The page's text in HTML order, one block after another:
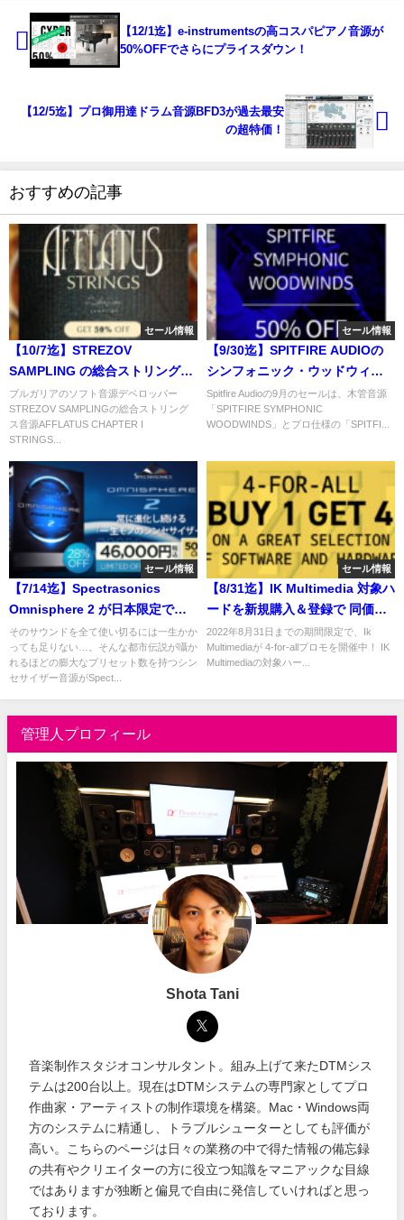
【12/1迄】e-instrumentsの高コスパピアノ音源が
50%OFFでさらにプライスダウン！
【12/5迄】プロ御用達ドラム音源BFD3が過去最安
の超特価！
おすすめの記事
セール情報
【10/7迄】STREZOV
SAMPLING の総合ストリングス
音源AFFLATUS CHAPTER I
STRINGSが半額！
ブルガリアのソフト音源デベロッパー
STREZOV SAMPLINGの総合ストリング
ス音源AFFLATUS CHAPTER I
STRINGS...
セール情報
【9/30迄】SPITFIRE AUDIOの
シンフォニック・ウッドウィン
ズ音源SPITFIRE SYMPHONIC
WOODWINDS PROFESSIONAL
が50%OFF！
Spitfire Audioの9月のセールは、木管音源
「SPITFIRE SYMPHONIC
WOODWINDS」とプロ仕様の「SPITFI...
セール情報
【7/14迄】Spectrasonics
Omnisphere 2 が日本限定で
28%OFF！さらに拡張音源50ド
ルOFFのクーポンがもらえる！
そのサウンドを全て使い切るには一生かか
っても足りない…。そんな都市伝説が囁か
れるほどの膨大なプリセット数を持つシン
セサイザー音源がSpect...
セール情報
【8/31迄】IK Multimedia 対象ハ
ードを新規購入＆登録で 同価格
以下のソフト3製品がもらえる！
4-for-allプロモ
2022年8月31日までの期間限定で、Ik
Multimediaが 4-for-allプロモを開催中！ IK
Multimediaの対象ハー...
管理人プロフィール
Shota Tani
音楽制作スタジオコンサルタント。組み上げて来たDTMシス
テムは200台以上。現在はDTMシステムの専門家としてプロ
作曲家・アーティストの制作環境を構築。Mac・Windows両
方のシステムに精通し、トラブルシューターとしても評価が
高い。こちらのページは日々の業務の中で得た情報の備忘録
の共有やクリエイターの方に役立つ知識をマニアックな目線
ではありますが独断と偏見で自由に発信していければと思っ
ております。